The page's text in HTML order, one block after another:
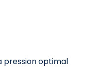
optimal